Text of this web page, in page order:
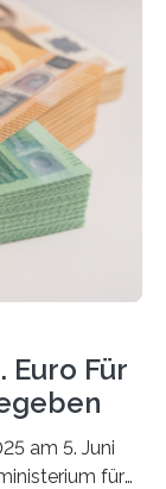
Euro Für
am 5. Juni
für